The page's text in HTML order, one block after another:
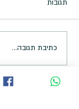
תגובות
כתיבת תגובה...